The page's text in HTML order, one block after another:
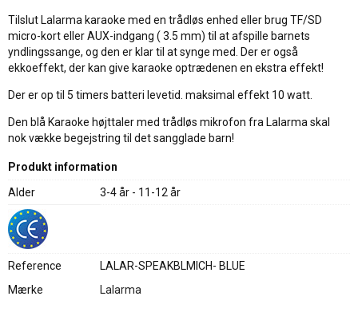
Tilslut Lalarma karaoke med en trådløs enhed eller brug TF/SD
micro-kort eller AUX-indgang ( 3.5 mm) til at afspille barnets
yndlingssange, og den er klar til at synge med. Der er også
ekkoeffekt, der kan give karaoke optrædenen en ekstra effekt!
Der er op til 5 timers batteri levetid. maksimal effekt 10 watt.
Den blå Karaoke højttaler med trådløs mikrofon fra Lalarma skal
nok vække begejstring til det sangglade barn!
Produkt information
Alder
3-4 år - 11-12 år
Reference
LALAR-SPEAKBLMICH- BLUE
Mærke
Lalarma